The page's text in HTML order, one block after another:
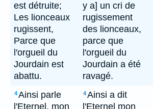
est détruite;
Les lionceaux
rugissent,
Parce que
l'orgueil du
Jourdain est
abattu.
y a] un cri de
rugissement
des lionceaux,
parce que
l'orgueil du
Jourdain a été
ravagé.
4Ainsi parle
l'Eternel, mon
4Ainsi a dit
l'Eternel mon